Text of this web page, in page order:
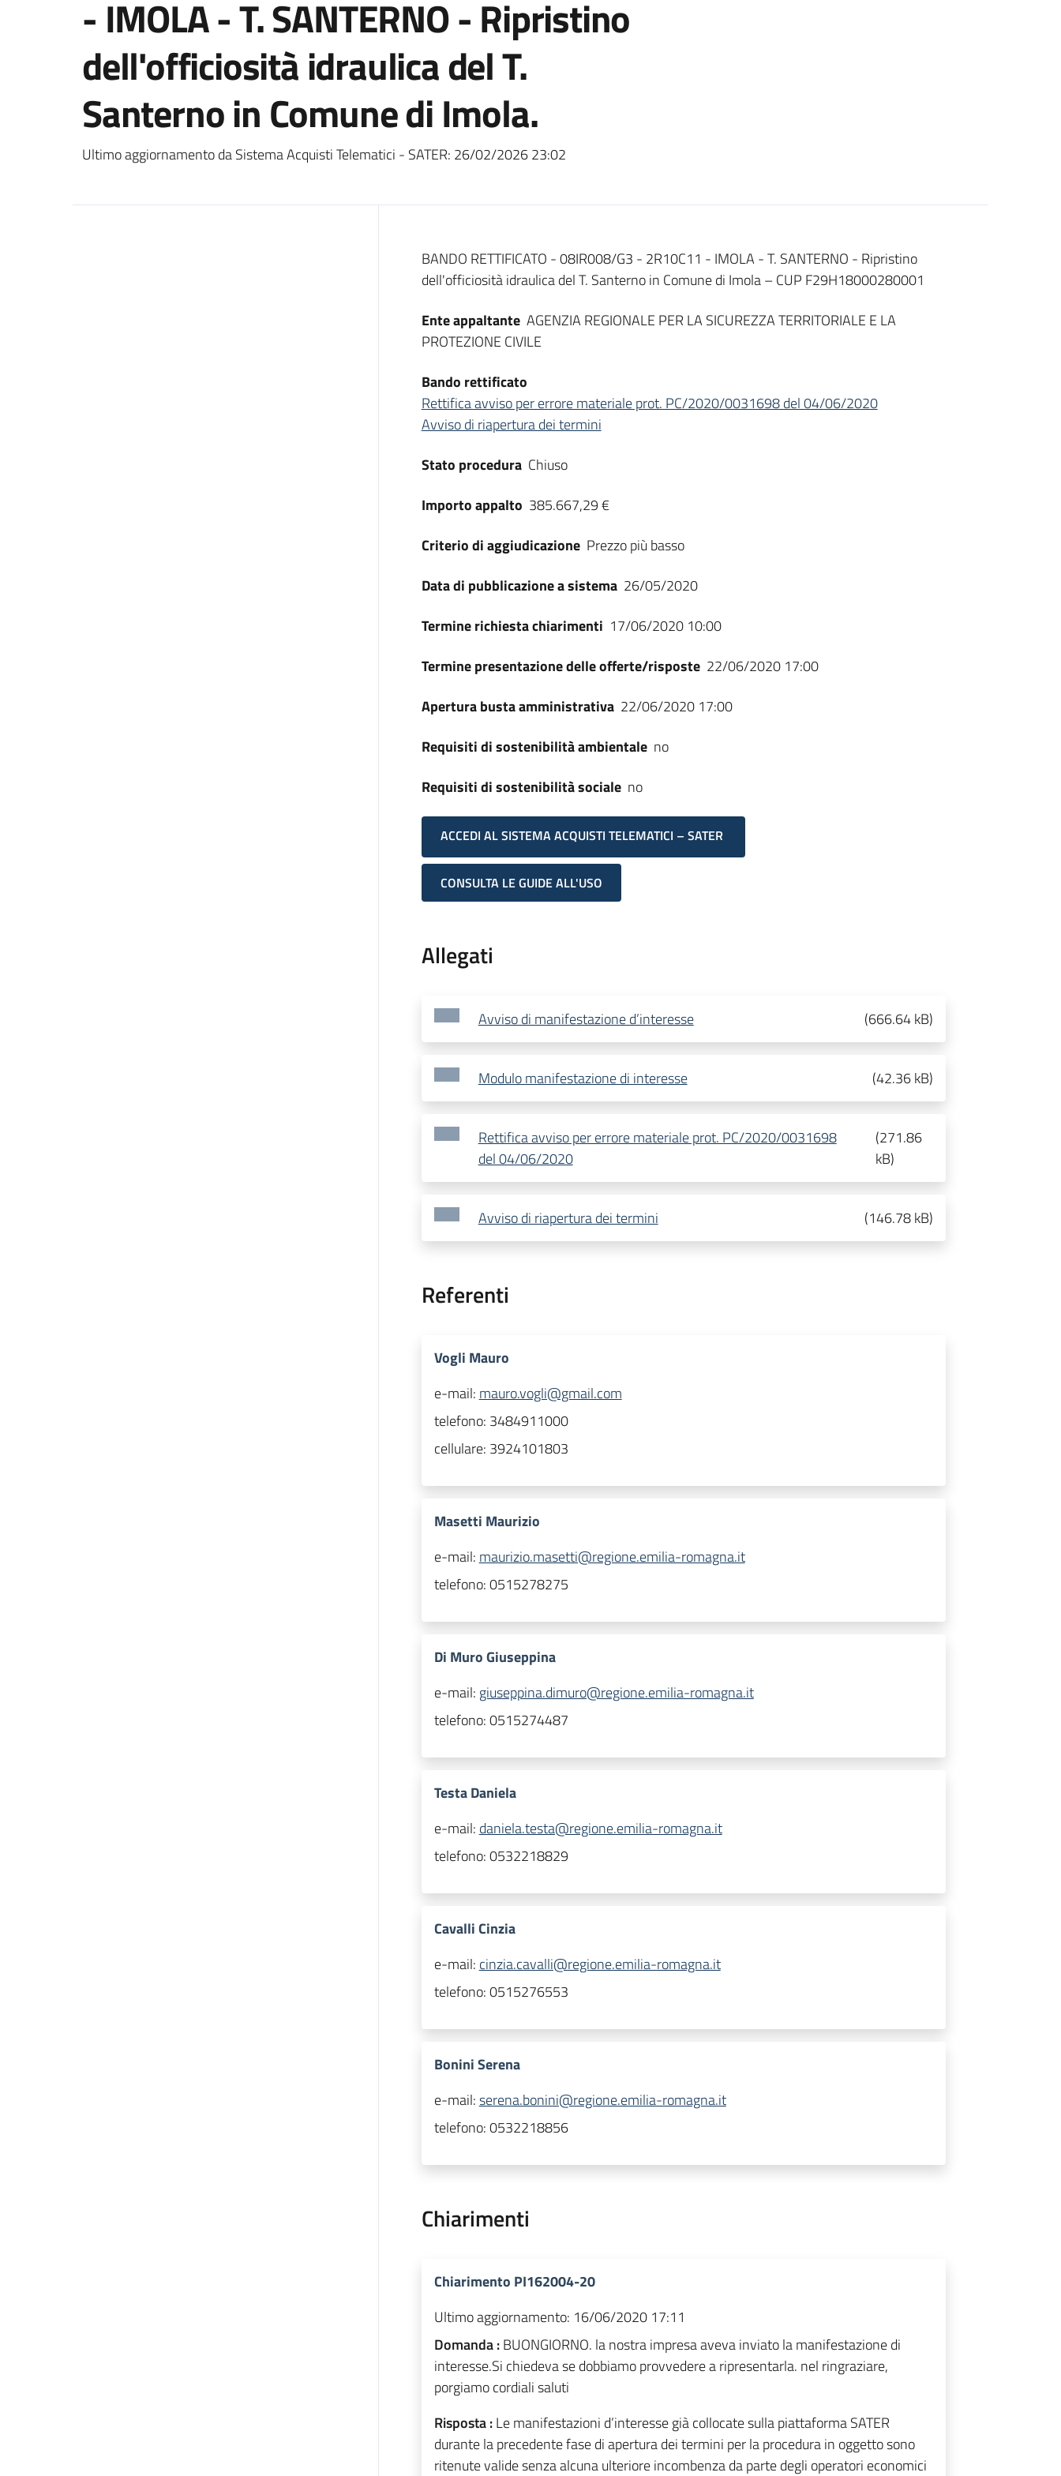
- IMOLA - T. SANTERNO - Ripristino
dell'officiosità idraulica del T.
Santerno in Comune di Imola.
Ultimo aggiornamento da Sistema Acquisti Telematici - SATER: 26/02/2026 23:02
Dati del bando
BANDO RETTIFICATO - 08IR008/G3 - 2R10C11 - IMOLA - T. SANTERNO - Ripristino
dell'officiosità idraulica del T. Santerno in Comune di Imola – CUP F29H18000280001
Ente appaltante AGENZIA REGIONALE PER LA SICUREZZA TERRITORIALE E LA
PROTEZIONE CIVILE
Bando rettificato
Rettifica avviso per errore materiale prot. PC/2020/0031698 del 04/06/2020
Avviso di riapertura dei termini
Stato procedura Chiuso
Importo appalto 385.667,29 €
Criterio di aggiudicazione Prezzo più basso
Data di pubblicazione a sistema 26/05/2020
Termine richiesta chiarimenti 17/06/2020 10:00
Termine presentazione delle offerte/risposte 22/06/2020 17:00
Apertura busta amministrativa 22/06/2020 17:00
Requisiti di sostenibilità ambientale no
Requisiti di sostenibilità sociale no
ACCEDI AL SISTEMA ACQUISTI TELEMATICI – SATER
CONSULTA LE GUIDE ALL'USO
Allegati
Avviso di manifestazione d’interesse (666.64 kB)
Modulo manifestazione di interesse (42.36 kB)
Rettifica avviso per errore materiale prot. PC/2020/0031698
del 04/06/2020
(271.86
kB)
Avviso di riapertura dei termini (146.78 kB)
Referenti
Vogli Mauro
e-mail: mauro.vogli@gmail.com
telefono: 3484911000
cellulare: 3924101803
Masetti Maurizio
e-mail: maurizio.masetti@regione.emilia-romagna.it
telefono:0515278275
Di Muro Giuseppina
e-mail: giuseppina.dimuro@regione.emilia-romagna.it
telefono:0515274487
Testa Daniela
e-mail: daniela.testa@regione.emilia-romagna.it
telefono:0532218829
Cavalli Cinzia
e-mail: cinzia.cavalli@regione.emilia-romagna.it
telefono:0515276553
Bonini Serena
e-mail:serena.bonini@regione.emilia-romagna.it
telefono:0532218856
Chiarimenti
Chiarimento PI162004-20
Ultimo aggiornamento: 16/06/2020 17:11
Domanda :BUONGIORNO. la nostra impresa aveva inviato la manifestazione di
interesse.Si chiedeva se dobbiamo provvedere a ripresentarla. nel ringraziare,
porgiamo cordiali saluti
Risposta :Le manifestazioni d’interesse già collocate sulla piattaforma SATER
durante la precedente fase di apertura dei termini per la procedura in oggetto sono
ritenute valide senza alcuna ulteriore incombenza da parte degli operatori economici